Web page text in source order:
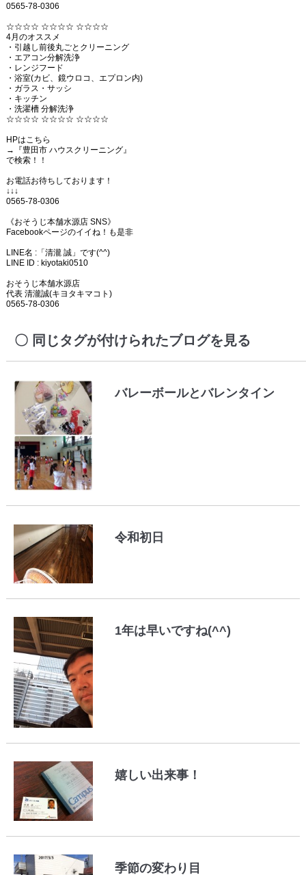
0565-78-0306
☆☆☆☆ ☆☆☆☆ ☆☆☆☆
4月のオススメ
・引越し前後丸ごとクリーニング
・エアコン分解洗浄
・レンジフード
・浴室(カビ、鏡ウロコ、エプロン内)
・ガラス・サッシ
・キッチン
・洗濯槽 分解洗浄
☆☆☆☆ ☆☆☆☆ ☆☆☆☆
HPはこちら
→『豊田市 ハウスクリーニング』
で検索！！
お電話お待ちしております！
↓↓↓
0565-78-0306
《おそうじ本舗水源店 SNS》
Facebookページのイイね！も是非
LINE名 :「清瀧 誠」です(^^)
LINE ID : kiyotaki0510
おそうじ本舗水源店
代表 清瀧誠(キヨタキマコト)
0565-78-0306
同じタグが付けられたブログを見る
バレーボールとバレンタイン
令和初日
1年は早いですね(^^)
嬉しい出来事！
季節の変わり目